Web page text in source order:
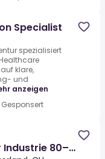
Specialist
spezialisiert
klare,
und
anzeigen
Gesponsert
80–